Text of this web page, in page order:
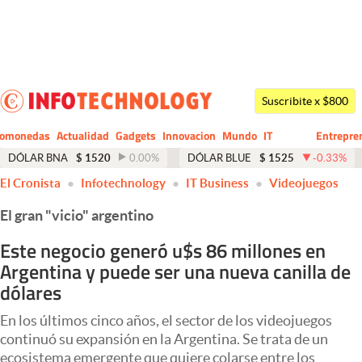
Dólar
Economía y Política
Finanzas y Mercados
Mercados Online
Negocios
Columnistas
Apertura
Suscribite x $800
Actualidad Gadgets Innovacion Mundo
CIO
IT
Business
DÓLAR BNA $ 1520 0.00% DÓLAR BLUE $ 1525 -0.33%
El Cronista Infotechnology IT Business Videojuegos
El gran "vicio" argentino
Este negocio generó u$s 86 millones en
Argentina y puede ser una nueva canilla de
dólares
En los últimos cinco años, el sector de los videojuegos
continuó su expansión en la Argentina. Se trata de un
ecosistema emergente que quiere colarse entre los